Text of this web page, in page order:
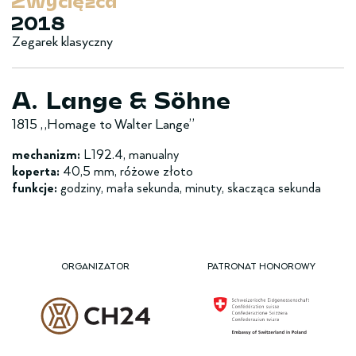
2018
Zegarek klasyczny
A. Lange & Söhne
1815 „Homage to Walter Lange”
mechanizm: L192.4, manualny
koperta: 40,5 mm, różowe złoto
funkcje: godziny, mała sekunda, minuty, skacząca sekunda
ORGANIZATOR PATRONAT HONOROWY